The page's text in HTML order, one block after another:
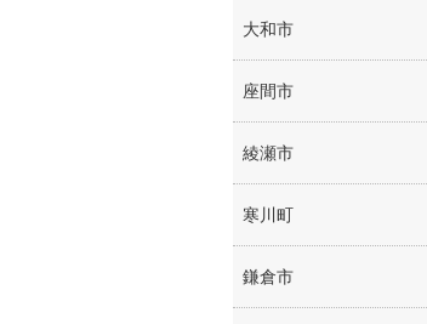
大和市
座間市
綾瀬市
寒川町
鎌倉市